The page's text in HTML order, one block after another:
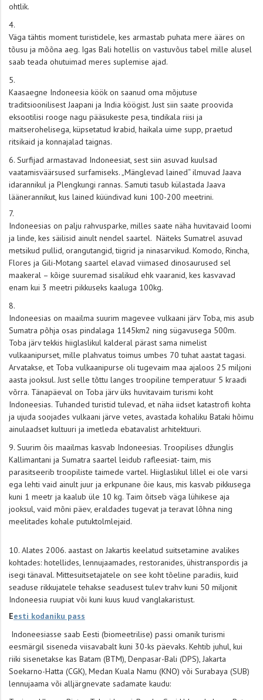
ohtlik.
Väga tähtis moment turistidele, kes armastab puhata mere ääres on
tõusu ja mõõna aeg. Igas Bali hotellis on vastuvõus tabel mille alusel
saab teada ohutuimad meres suplemise ajad.
Kaasaegne Indoneesia köök on saanud oma mõjutuse
traditsioonilisest Jaapani ja India köögist. Just siin saate proovida
eksootilisi rooge nagu pääsukeste pesa, tindikala riisi ja
maitserohelisega, küpsetatud krabid, haikala uime supp, praetud
ritsikaid ja konnajalad taignas.
Surfijad armastavad Indoneesiat, sest siin asuvad kuulsad
vaatamisväärsused surfamiseks. „Mänglevad lained“ ilmuvad Jaava
idarannikul ja Plengkungi rannas. Samuti tasub külastada Jaava
läänerannikut, kus lained küündivad kuni 100-200 meetrini.
Indoneesias on palju rahvusparke, milles saate näha huvitavaid loomi
ja linde, kes säilisid ainult nendel saartel. Näiteks Sumatrel asuvad
metsikud pullid, orangutangid, tiigrid ja ninasarvikud. Komodo, Rincha,
Flores ja Gili-Motang saartel elavad viimased dinosaurused sel
maakeral – kõige suuremad sisalikud ehk vaaranid, kes kasvavad
enam kui 3 meetri pikkuseks kaaluga 100kg.
Indoneesias on maailma suurim magevee vulkaani järv Toba, mis asub
Sumatra põhja osas pindalaga 1145km2 ning sügavusega 500m.
Toba järv tekkis hiiglaslikul kalderal pärast sama nimelist
vulkaanipurset, mille plahvatus toimus umbes 70 tuhat aastat tagasi.
Arvatakse, et Toba vulkaanipurse oli tugevaim maa ajaloos 25 miljoni
aasta jooksul. Just selle tõttu langes troopiline temperatuur 5 kraadi
võrra. Tänapäeval on Toba järv üks huvitavaim turismi koht
Indoneesias. Tuhanded turistid tulevad, et näha iidset katastrofi kohta
ja ujuda soojades vulkaani järve vetes, avastada kohaliku Bataki hõimu
ainulaadset kultuuri ja imetleda ebatavalist arhitektuuri.
Suurim õis maailmas kasvab Indoneesias. Troopilises džunglis
Kallimantani ja Sumatra saartel leidub rafleesiat- taim, mis
parasitseerib troopiliste taimede vartel. Hiiglaslikul lillel ei ole varsi
ega lehti vaid ainult juur ja erkpunane õie kaus, mis kasvab pikkusega
kuni 1 meetr ja kaalub üle 10 kg. Taim õitseb väga lühikese aja
jooksul, vaid mõni päev, eraldades tugevat ja teravat lõhna ning
meelitades kohale putuktolmlejaid.
Alates 2006. aastast on Jakartis keelatud suitsetamine avalikes
kohtades: hotellides, lennujaamades, restoranides, ühistranspordis ja
isegi tänaval. Mittesuitsetajatele on see koht tõeline paradiis, kuid
seaduse rikkujatele tehakse seadusest tulev trahv kuni 50 miljonit
Indoneesia ruupiat või kuni kuus kuud vanglakaristust.
Eesti kodaniku pass
Indoneesiasse saab Eesti (biomeetrilise) passi omanik turismi
eesmärgil siseneda viisavabalt kuni 30-ks päevaks. Kehtib juhul, kui
riiki sisenetakse kas Batam (BTM), Denpasar-Bali (DPS), Jakarta
Soekarno-Hatta (CGK), Medan Kuala Namu (KNO) või Surabaya (SUB)
lennujaama või alljärgnevate sadamate kaudu: